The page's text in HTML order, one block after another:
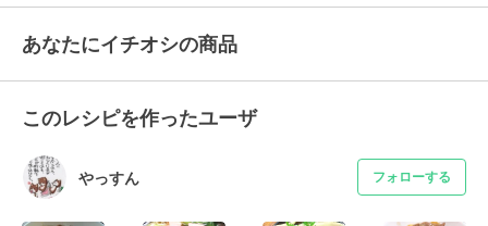
あなたにイチオシの商品
このレシピを作ったユーザ
やっすん フォローする